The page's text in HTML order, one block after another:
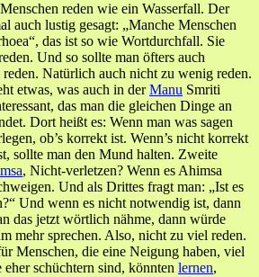
reden wie ein Wasserfall. Der
auch lustig gesagt: „Manche Menschen
das ist so wie Wortdurchfall. Sie
Und so sollte man öfters auch
Natürlich auch nicht zu wenig reden.
etwas, was auch in derManu Smriti
das man die gleichen Dinge an
Dort heißt es: Wenn man was sagen
ob’s korrekt ist. Wenn’s nicht korrekt
sollte man den Mund halten. Zweite
, Nicht-verletzen? Wenn es Ahimsa
Und als Drittes fragt man: „Ist es
Und wenn es nicht notwendig ist, dann
das jetzt wörtlich nähme, dann würde
mehr sprechen. Also, nicht zu viel reden.
Menschen, die eine Neigung haben, viel
schüchtern sind, könnten lernen,